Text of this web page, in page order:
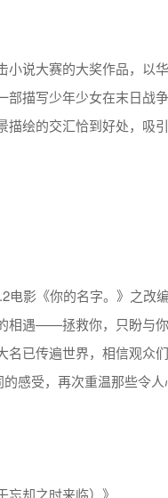
小说大赛的大奖作品，以
部描写少年少女在末日战
描绘的交汇恰到好处，吸
电影《你的名字。》之改编
相遇——拯救你，只盼与你
名已传遍世界，相信观众
的感受，再次重温那些令
忘却之时来临）》